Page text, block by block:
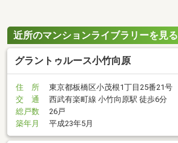
近所のマンションライブラリーを見る
グラントゥルース小竹向原
住 所
東京都板橋区小茂根1丁目25番21号
交 通
西武有楽町線 小竹向原駅 徒歩6分
総戸数
26戸
築年月
平成23年5月